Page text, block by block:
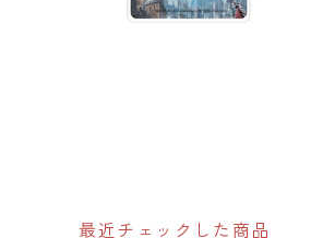
最近チェックした商品